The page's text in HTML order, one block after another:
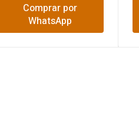
Comprar por
WhatsApp